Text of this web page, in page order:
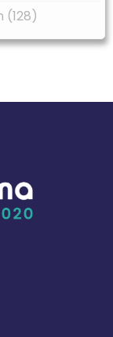
(128)